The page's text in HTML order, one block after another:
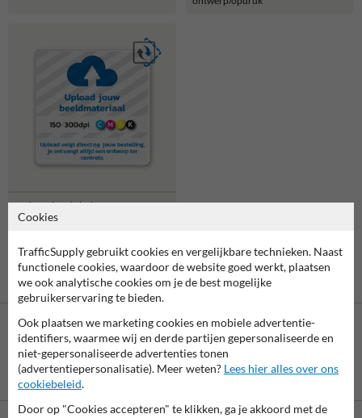
Verkeersbord vierkant
reflecterend + eigen
Betaling achteraf
Cookies
TrafficSupply gebruikt cookies en vergelijkbare technieken. Naast
functionele cookies, waardoor de website goed werkt, plaatsen
we ook analytische cookies om je de best mogelijke
gebruikerservaring te bieden.
Ook plaatsen we marketing cookies en mobiele advertentie-
identifiers, waarmee wij en derde partijen gepersonaliseerde en
niet-gepersonaliseerde advertenties tonen
(advertentiepersonalisatie). Meer weten? Lees hier alles over ons
cookiebeleid.
Door op "Cookies accepteren" te klikken, ga je akkoord met de